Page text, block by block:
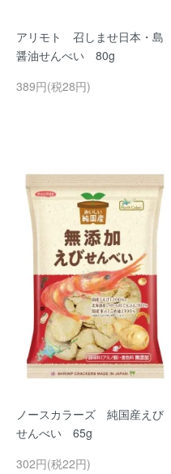
アリモト 召しませ日本・島
醤油せんべい 80g
389円(税28円)
ノースカラーズ 純国産えび
せんべい 65g
302円(税22円)